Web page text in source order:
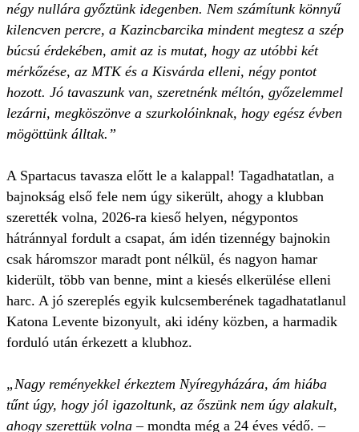
négy nullára győztünk idegenben. Nem számítunk könnyű
kilencven percre, a Kazincbarcika mindent megtesz a szép
búcsú érdekében, amit az is mutat, hogy az utóbbi két
mérkőzése, az MTK és a Kisvárda elleni, négy pontot
hozott. Jó tavaszunk van, szeretnénk méltón, győzelemmel
lezárni, megköszönve a szurkolóinknak, hogy egész évben
mögöttünk álltak.”
A Spartacus tavasza előtt le a kalappal! Tagadhatatlan, a
bajnokság első fele nem úgy sikerült, ahogy a klubban
szerették volna, 2026-ra kieső helyen, négypontos
hátránnyal fordult a csapat, ám idén tizennégy bajnokin
csak háromszor maradt pont nélkül, és nagyon hamar
kiderült, több van benne, mint a kiesés elkerülése elleni
harc. A jó szereplés egyik kulcsemberének tagadhatatlanul
Katona Levente bizonyult, aki idény közben, a harmadik
forduló után érkezett a klubhoz.
„Nagy reményekkel érkeztem Nyíregyházára, ám hiába
tűnt úgy, hogy jól igazoltunk, az őszünk nem úgy alakult,
ahogy szerettük volna – mondta még a 24 éves védő. –